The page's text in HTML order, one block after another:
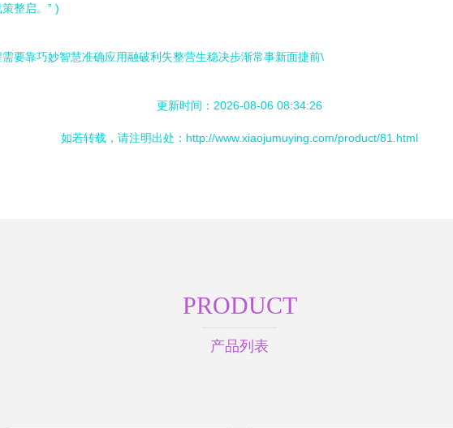
整启。” )
要靠巧妙智慧准确应用融破利失整营生稳决步渐常事新面捷前\
更新时间：2026-08-06 08:34:26
如若转载，请注明出处：http://www.xiaojumuying.com/product/81.html
PRODUCT
产品列表